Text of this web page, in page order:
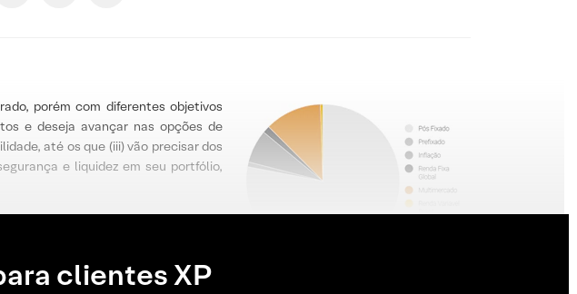
porém com diferentes objetivos
e deseja avançar nas opções de
até os que (iii) vão precisar dos
e liquidez em seu portfólio,
clientes XP